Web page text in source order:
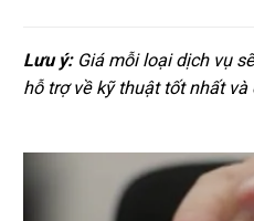
Lưu ý:Giá mỗi loại dịch vụ
hỗ trợ về kỹ thuật tốt nhất